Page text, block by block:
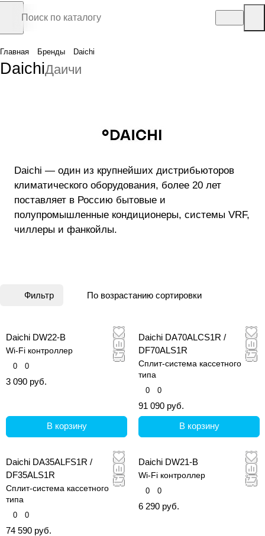
Главная Бренды Daichi
DaichiДаичи
Daichi — один из крупнейших дистрибьюторов
климатического оборудования, более 20 лет
поставляет в Россию бытовые и
полупромышленные кондиционеры, системы VRF,
чиллеры и фанкойлы.
конструктивными характеристиками.
мировых производителей с
автоматизированными линиями. В конструкции
используются высокотехнологичные компоненты
и узлы.
Отличительная особенность кондиционеров
Daichi — производительные DC-инверторные
компрессоры, обладающие высокой надежностью
и эффективностью.
Фильтр По возрастанию сортировки
Daichi DW22-B
Wi-Fi контроллер
0 0
3 090 руб.
В корзину
Daichi DA70ALCS1R /
DF70ALS1R
Сплит-система кассетного
типа
0 0
91 090 руб.
В корзину
Daichi DA35ALFS1R /
DF35ALS1R
Сплит-система кассетного
типа
0 0
74 590 руб.
Daichi DW21-B
Wi-Fi контроллер
0 0
6 290 руб.